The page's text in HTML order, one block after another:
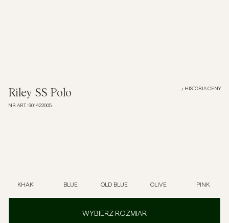
Koszule
T-shirty
Riley SS Polo
NR ART.: 901422005
HISTORIA CENY
KHAKI BLUE OLD BLUE OLIVE PINK
WYBIERZ ROZMIAR